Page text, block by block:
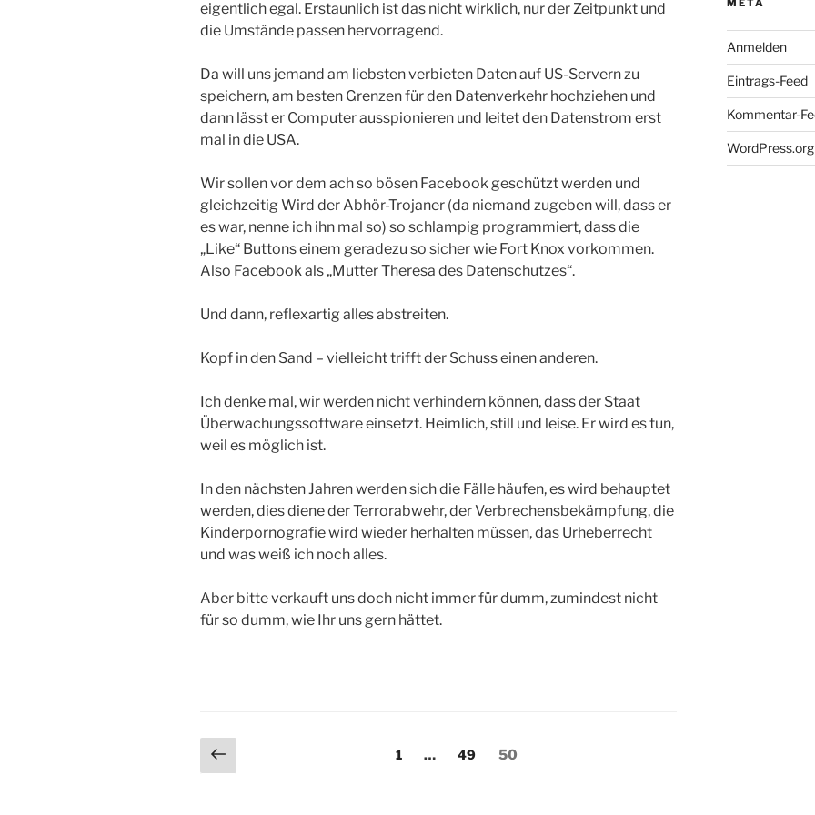
eigentlich egal. Erstaunlich ist das nicht wirklich, nur der Zeitpunkt und
die Umstände passen hervorragend.
Da will uns jemand am liebsten verbieten Daten auf US-Servern zu
speichern, am besten Grenzen für den Datenverkehr hochziehen und
dann lässt er Computer ausspionieren und leitet den Datenstrom erst
mal in die USA.
Wir sollen vor dem ach so bösen Facebook geschützt werden und
gleichzeitig Wird der Abhör-Trojaner (da niemand zugeben will, dass er
es war, nenne ich ihn mal so) so schlampig programmiert, dass die
„Like“ Buttons einem geradezu so sicher wie Fort Knox vorkommen.
Also Facebook als „Mutter Theresa des Datenschutzes“.
Und dann, reflexartig alles abstreiten.
Kopf in den Sand – vielleicht trifft der Schuss einen anderen.
Ich denke mal, wir werden nicht verhindern können, dass der Staat
Überwachungssoftware einsetzt. Heimlich, still und leise. Er wird es tun,
weil es möglich ist.
In den nächsten Jahren werden sich die Fälle häufen, es wird behauptet
werden, dies diene der Terrorabwehr, der Verbrechensbekämpfung, die
Kinderpornografie wird wieder herhalten müssen, das Urheberrecht
und was weiß ich noch alles.
Aber bitte verkauft uns doch nicht immer für dumm, zumindest nicht
für so dumm, wie Ihr uns gern hättet.
Seitennummerierung
Vorherige
Seite
Seite
1 … Seite
49 Seite
50
META
Anmelden
Eintrags-Feed
Kommentar-
WordPress.org